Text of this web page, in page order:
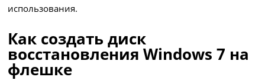
использования.
Как создать диск
восстановления Windows 7 на
флешке